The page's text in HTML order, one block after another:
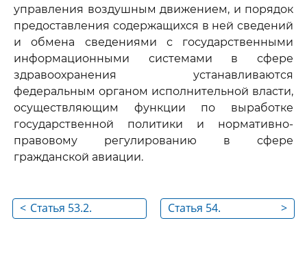
управления воздушным движением, и порядок
предоставления содержащихся в ней сведений
и обмена сведениями с государственными
информационными системами в сфере
здравоохранения устанавливаются
федеральным органом исполнительной власти,
осуществляющим функции по выработке
государственной политики и нормативно-
правовому регулированию в сфере
гражданской авиации.
< Статья 53.2.
>
Статья 54.